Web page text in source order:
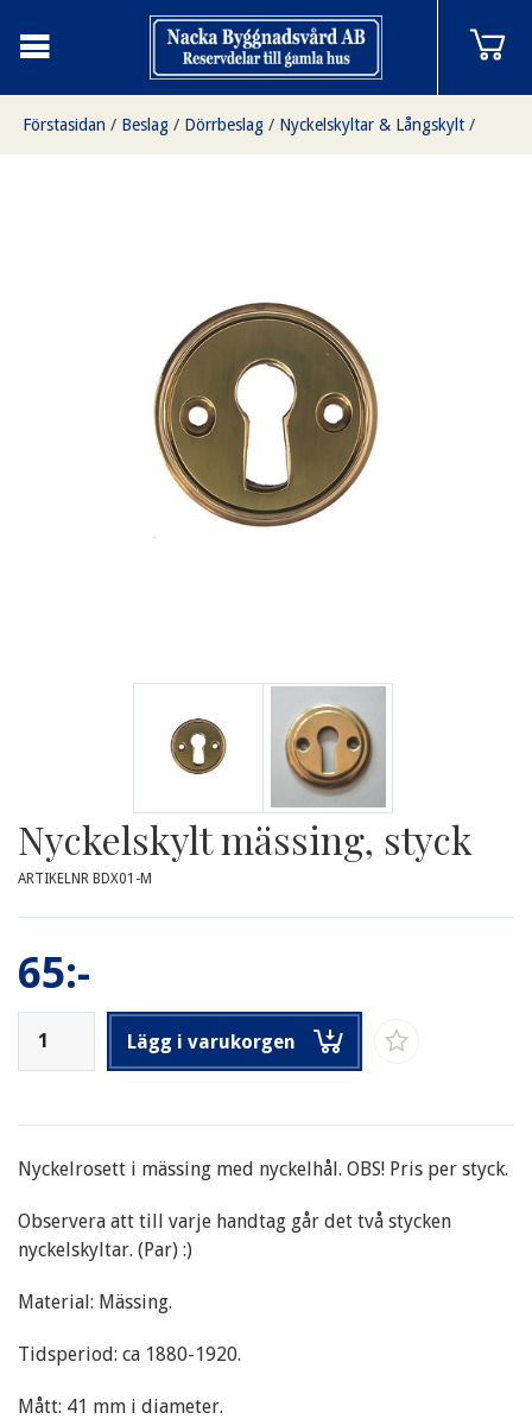
Förstasidan / Beslag / Dörrbeslag / Nyckelskyltar & Långskylt /
Nyckelskylt mässing, styck
ARTIKELNR BDX01-M
65:-
Lägg i varukorgen
Nyckelrosett i mässing med nyckelhål. OBS! Pris per styck.
Observera att till varje handtag går det två stycken
nyckelskyltar. (Par) :)
Material: Mässing.
Tidsperiod: ca 1880-1920.
Mått: 41 mm i diameter.